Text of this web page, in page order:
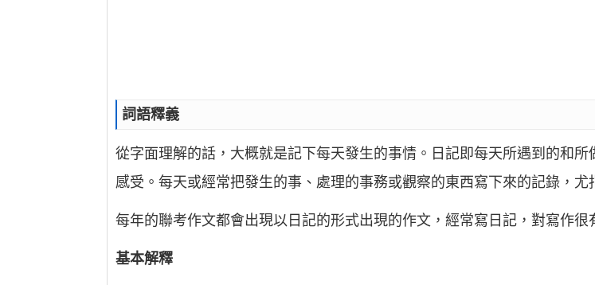
詞語釋義
從字面理解的話，大概就是記下每天發生的事情。日記即每天所遇到的和
感受。每天或經常把發生的事、處理的事務或觀察的東西寫下來的記錄，尤
每年的聯考作文都會出現以日記的形式出現的作文，經常寫日記，對寫作很
基本解釋